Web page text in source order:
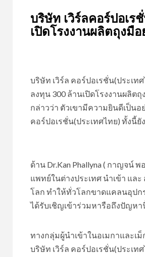
บริษัท เวิร์ลคอร์ปอเ
เปิดโรงงานผลิตถุงมื
บริษัท เวิร์ล คอร์ปอเรชั่น(ประเท
ลงทุน 300 ล้านเปิดโรงงานผลิตถุ
กล่าวว่า ตัวเขามีความยินดีเป็นอ
คอร์ปอเรชั่น(ประเทศไทย) ทั้งนี้
ด้าน Dr.Kan Phallyna ( กาญจน์
แพทย์ในต่างประเทศ นำเข้า แ
โลก ทำให้ทั่วโลกขาดแคลนอุปก
ได้รับเชิญเข้าร่วมหารือถึงปัญห
ทางกลุ่มผู้นำเข้าในอเมกาและ
บริษัท เวิร์ล คอร์ปอเรชั่น(ประเท